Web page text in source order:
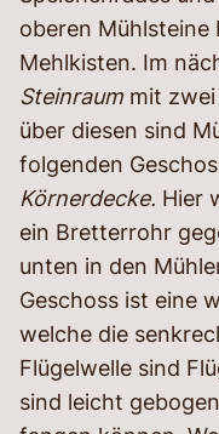
oberen Mühlsteine
Mehlkisten. Im
Steinraum mit zwei
über diesen sind
folgenden
Körnerdecke. Hier
ein Bretterrohr
unten in den
Geschoss ist eine
welche die
Flügelwelle sind
sind leicht